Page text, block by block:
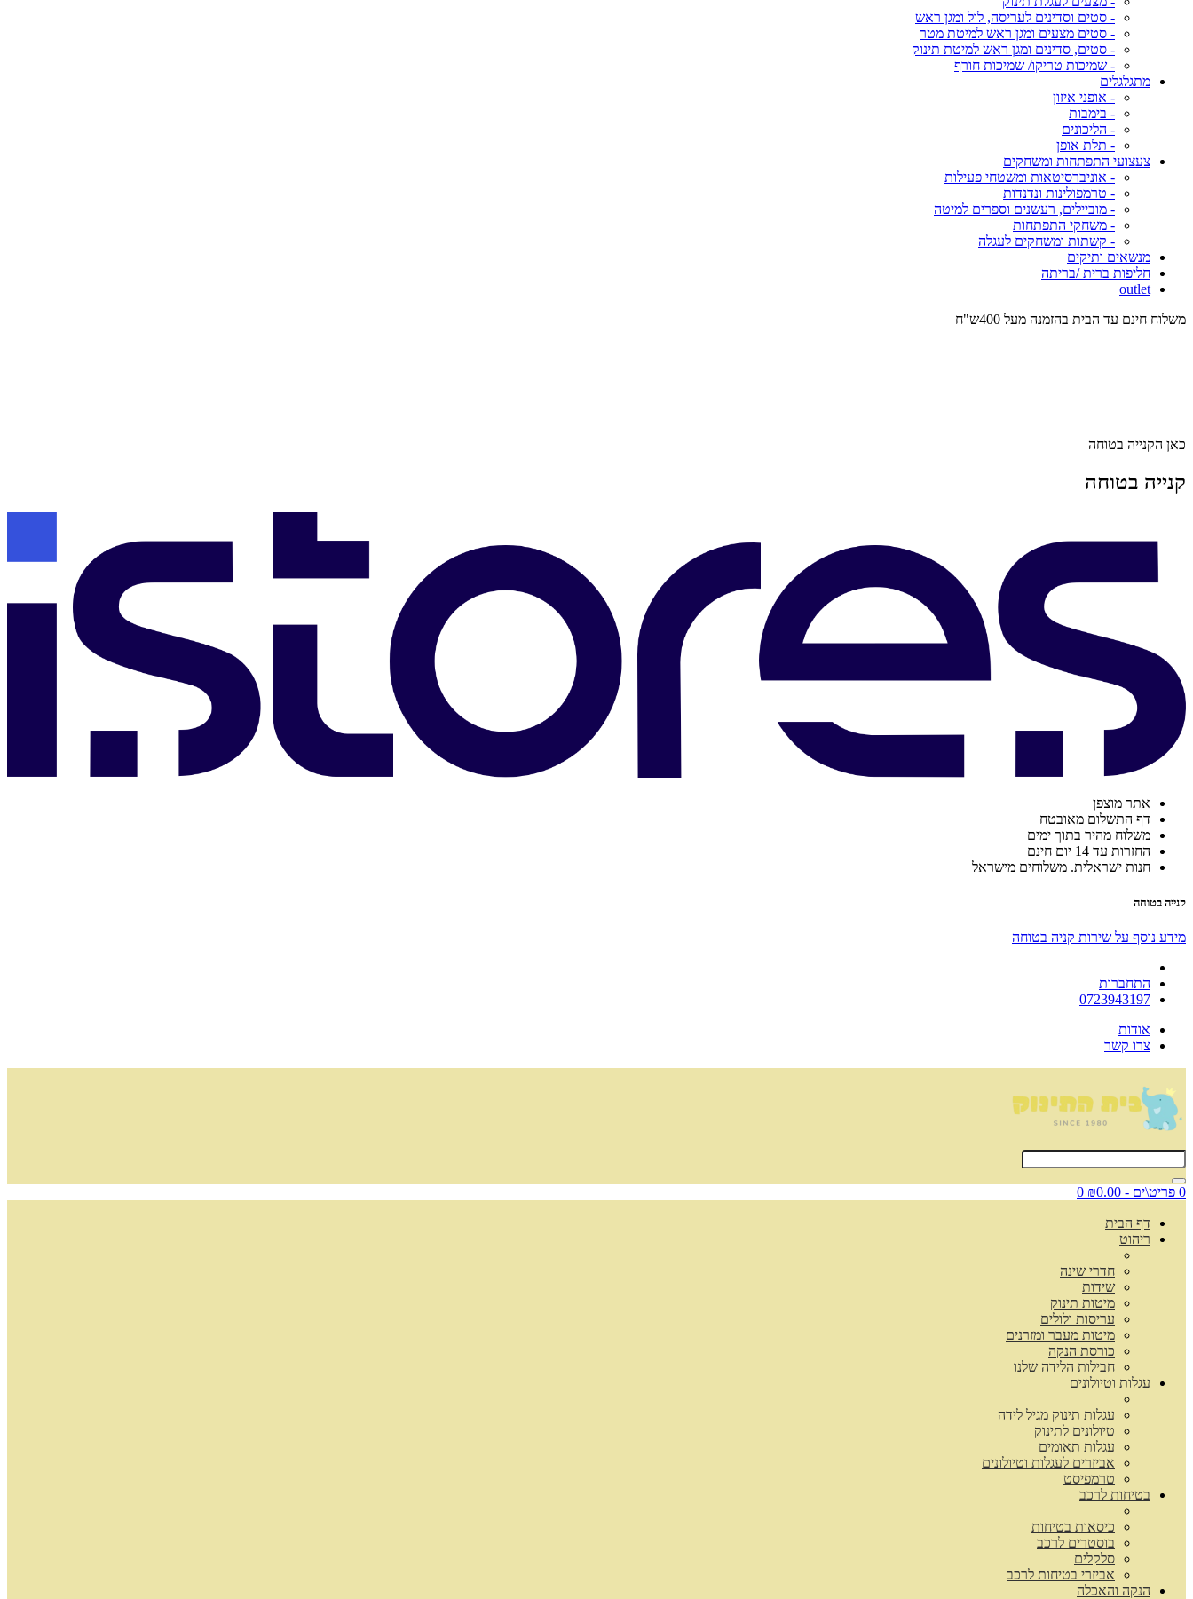
- סטים וסדינים לעריסה, לול ומגן ראש
- סטים מצעים ומגן ראש למיטת מטר
- סטים, סדינים ומגן ראש למיטת תינוק
- שמיכות טריקו/ שמיכות חורף
מתגלגלים
- אופני איזון
- בימבות
- הליכונים
- תלת אופן
צעצועי התפתחות ומשחקים
- אוניברסיטאות ומשטחי פעילות
- טרמפולינות ונדנדות
- מוביילים, רעשנים וספרים למיטה
- משחקי התפתחות
- קשתות ומשחקים לעגלה
מנשאים ותיקים
חליפות ברית /בריתה
outlet
משלוח חינם עד הבית בהזמנה מעל 400ש"ח
כאן הקנייה בטוחה
קנייה בטוחה
אתר מוצפן
דף התשלום מאובטח
משלוח מהיר בתוך ימים
החזרות עד 14 יום חינם
חנות ישראלית. משלוחים מישראל
קנייה בטוחה
מידע נוסף על שירות קניה בטוחה
התחברות
0723943197
אודות
צרו קשר
0 פריט\ים - ₪0.00 0
דף הבית
ריהוט
חדרי שינה
שידות
מיטות תינוק
עריסות ולולים
מיטות מעבר ומזרנים
כורסת הנקה
חבילות הלידה שלנו
עגלות וטיולונים
עגלות תינוק מגיל לידה
טיולונים לתינוק
עגלות תאומים
אביזרים לעגלות וטיולונים
טרמפיסט
בטיחות לרכב
כיסאות בטיחות
בוסטרים לרכב
סלקלים
אביזרי בטיחות לרכב
הנקה והאכלה